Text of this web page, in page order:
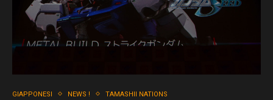
GIAPPONESI NEWS ! TAMASHII NATIONS